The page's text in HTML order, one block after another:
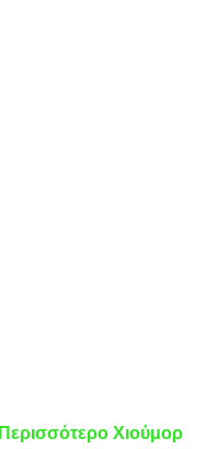
Περισσότερο Χιούμορ